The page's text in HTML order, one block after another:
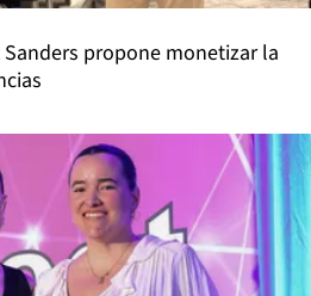
propone monetizar la